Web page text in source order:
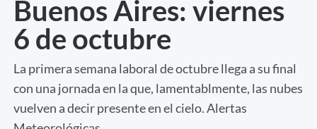
Buenos Aires: viernes
6 de octubre
La primera semana laboral de octubre llega a su final
con una jornada en la que, lamentablmente, las nubes
vuelven a decir presente en el cielo. Alertas